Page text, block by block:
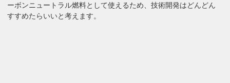
ーボンニュートラル燃料として使えるため、技術開発はどんどん
すすめたらいいと考えます。